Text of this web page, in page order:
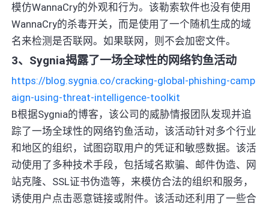
模仿WannaCry的外观和行为。该勒索软件也没有使用
WannaCry的杀毒开关，而是使用了一个随机生成的域
名来检测是否联网。如果联网，则不会加密文件。
3、Sygnia揭露了一场全球性的网络钓鱼活动
https://blog.sygnia.co/cracking-global-phishing-camp
aign-using-threat-intelligence-toolkit
B根据Sygnia的博客，该公司的威胁情报团队发现并追
踪了一场全球性的网络钓鱼活动，该活动针对多个行业
和地区的组织，试图窃取用户的凭证和敏感数据。该活
动使用了多种技术手段，包括域名欺骗、邮件伪造、网
站克隆、SSL证书伪造等，来模仿合法的组织和服务，
诱使用户点击恶意链接或附件。该活动还利用了一些合